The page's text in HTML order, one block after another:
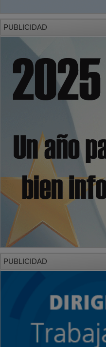
PUBLICIDAD
PUBLICIDAD